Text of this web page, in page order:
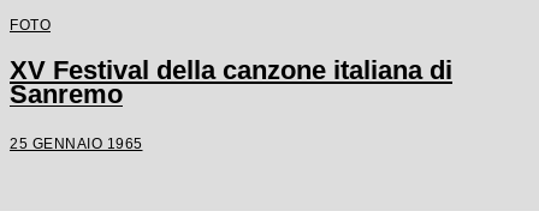
FOTO
XV Festival della canzone italiana di
Sanremo
25 GENNAIO 1965